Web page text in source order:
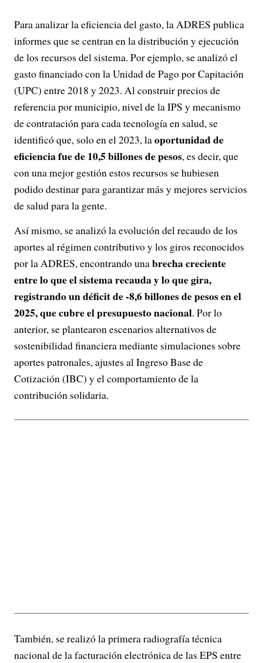
Para analizar la eficiencia del gasto, la ADRES publica
informes que se centran en la distribución y ejecución
de los recursos del sistema. Por ejemplo, se analizó el
gasto financiado con la Unidad de Pago por Capitación
(UPC) entre 2018 y 2023. Al construir precios de
referencia por municipio, nivel de la IPS y mecanismo
de contratación para cada tecnología en salud, se
identificó que, solo en el 2023, laoportunidad de
eficiencia fue de 10,5 billones de pesos, es decir, que
con una mejor gestión estos recursos se hubiesen
podido destinar para garantizar más y mejores servicios
de salud para la gente.
Así mismo, se analizó la evolución del recaudo de los
aportes al régimen contributivo y los giros reconocidos
por la ADRES, encontrando unabrecha creciente
entre lo que el sistema recauda y lo que gira,
registrando un déficit de -8,6 billones de pesos en el
2025, que cubre el presupuesto nacional. Por lo
anterior, se plantearon escenarios alternativos de
sostenibilidad financiera mediante simulaciones sobre
aportes patronales, ajustes al Ingreso Base de
Cotización (IBC) y el comportamiento de la
contribución solidaria.
También, se realizó la primera radiografía técnica
nacional de la facturación electrónica de las EPS entre